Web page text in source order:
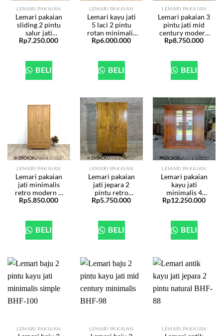
LEMARI PAKAIAN
Lemari pakaian
sliding 2 pintu
salur jati
minimalis BHF-
Rp7.250.000
BELI
LEMARI PAKAIAN
Lemari kayu jati
5 laci 2 pintu
rotan minimalis
BHF-267
Rp6.000.000
BELI
LEMARI PAKAIAN
Lemari pakaian 3
pintu jati mid
century modern
BHF-260
Rp8.750.000
BELI
LEMARI PAKAIAN
Lemari pakaian
jati minimalis
retro modern 2
pintu BHF-213
Rp5.850.000
BELI
LEMARI PAKAIAN
Lemari pakaian
jati jepara 2
pintu retro
modern BHF-
Rp5.750.000
BELI
LEMARI PAKAIAN
Lemari pakaian
kayu jati
minimalis 4
pintu geser 2
Rp12.250.000
BELI
LEMARI PAKAIAN LEMARI PAKAIAN LEMARI PAKAIAN